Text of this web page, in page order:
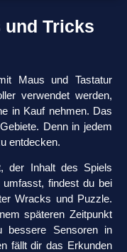
und Tricks
Maus und Tastatur
verwendet werden,
in Kauf nehmen. Das
Denn in jedem
entdecken.
der Inhalt des Spiels
findest du bei
Wracks und Puzzle.
späteren Zeitpunkt
bessere Sensoren in
fällt dir das Erkunden